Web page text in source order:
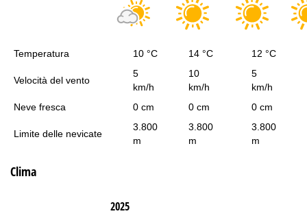
Temperatura 10 °C 14 °C 12 °C
Velocità del vento
5
km/h
10
km/h
5
km/h
Neve fresca
0 cm 0 cm 0 cm
Limite delle nevicate
3.800
m
3.800
m
3.800
m
Clima
2025